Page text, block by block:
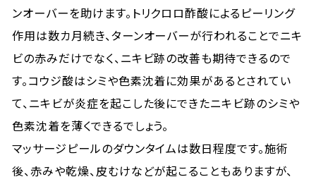
ンオーバーを助けます。トリクロロ酢酸によるピーリング
作用は数カ月続き、ターンオーバーが行われることでニキ
ビの赤みだけでなく、ニキビ跡の改善も期待できるので
す。コウジ酸はシミや色素沈着に効果があるとされてい
て、ニキビが炎症を起こした後にできたニキビ跡のシミや
色素沈着を薄くできるでしょう。
マッサージピールのダウンタイムは数日程度です。施術
後、赤みや乾燥、皮むけなどが起こることもありますが、